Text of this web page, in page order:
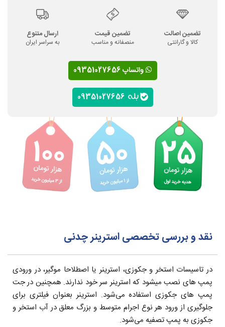
تضمین اصالت
کالا و گارانتی
تضمین قیمت
منصفانه و مناسب
ارسال متنوع
به سراسر ایران
واتساپ 09351027656
نقد و بررسی تخصصی استرینر چدنی
در تاسیسات استخر و جکوزی، استرینر یا اصطلاحا موگیر، در ورودی
پمپ های نصب میشود که استرینر سر خود ندارند. همچنین در جت
پمپ های جکوزی استفاده می‌شود. استرینر بعنوان فیلتری برای
جلوگیری از ورود هر نوع اجرام متوسط و بزرگ معلق در آب استخر و
جکوزی به پمپ تصفیه می‌شود.